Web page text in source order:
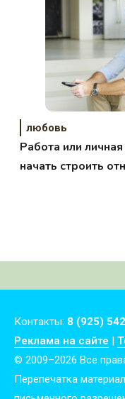
любовь
Работа или
начать строить
Контакты: 8 (925)
Реклама на сайте |
© 2009–2026 Все
Перепечатка